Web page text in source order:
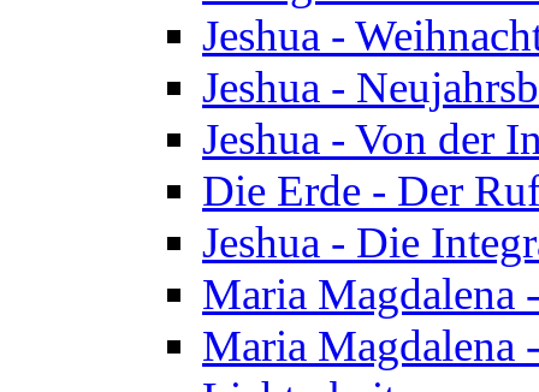
Jeshua -
Jeshua -
Jeshua - Von der
Die Erde - Der
Jeshua - Die
Maria Magdalena
Maria Magdalena